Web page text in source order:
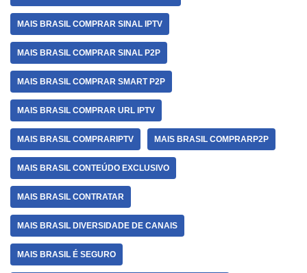
MAIS BRASIL COMPRAR SINAL IPTV
MAIS BRASIL COMPRAR SINAL P2P
MAIS BRASIL COMPRAR SMART P2P
MAIS BRASIL COMPRAR URL IPTV
MAIS BRASIL COMPRARIPTV MAIS BRASIL COMPRARP2P
MAIS BRASIL CONTEÚDO EXCLUSIVO
MAIS BRASIL CONTRATAR
MAIS BRASIL DIVERSIDADE DE CANAIS
MAIS BRASIL É SEGURO